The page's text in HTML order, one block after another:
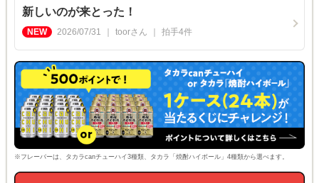
新しいのが来とった！
2026/07/31 toorさん 拍手4件
※フレーバーは、タカラcanチューハイ3種類、タカラ「焼酎ハイボール」4種類から選べます。